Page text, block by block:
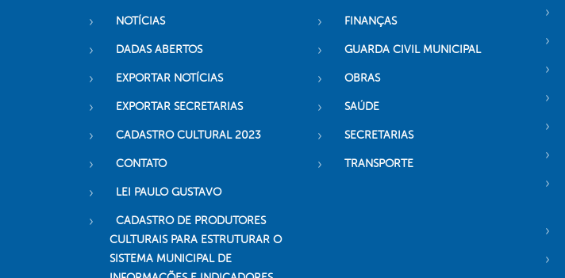
NOTÍCIAS
DADAS ABERTOS
EXPORTAR NOTÍCIAS
EXPORTAR SECRETARIAS
CADASTRO CULTURAL 2023
CONTATO
LEI PAULO GUSTAVO
CADASTRO DE PRODUTORES
CULTURAIS PARA ESTRUTURAR O
SISTEMA MUNICIPAL DE
FINANÇAS
GUARDA CIVIL MUNICIPAL
OBRAS
SAÚDE
SECRETARIAS
TRANSPORTE